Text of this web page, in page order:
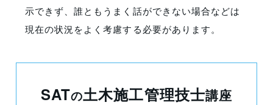
示できず、誰ともうまく話ができない場合などは
現在の状況をよく考慮する必要があります。
SATの土木施工管理技士講座